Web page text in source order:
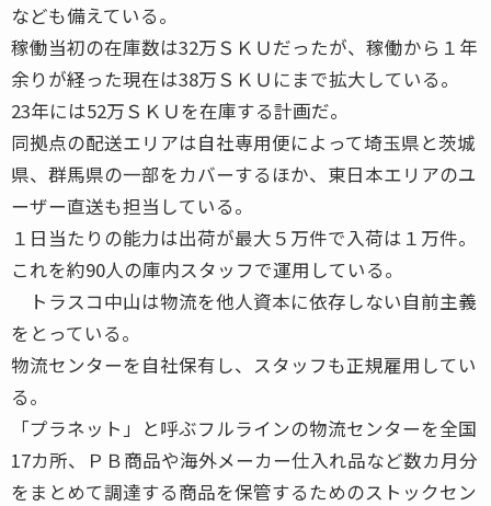
なども備えている。
稼働当初の在庫数は32万ＳＫＵだったが、稼働から１年
余りが経った現在は38万ＳＫＵにまで拡大している。
23年には52万ＳＫＵを在庫する計画だ。
同拠点の配送エリアは自社専用便によって埼玉県と茨城
県、群馬県の一部をカバーするほか、東日本エリアのユ
ーザー直送も担当している。
１日当たりの能力は出荷が最大５万件で入荷は１万件。
これを約90人の庫内スタッフで運用している。
トラスコ中山は物流を他人資本に依存しない自前主義
をとっている。
物流センターを自社保有し、スタッフも正規雇用してい
る。
「プラネット」と呼ぶフルラインの物流センターを全国
17カ所、ＰＢ商品や海外メーカー仕入れ品など数カ月分
をまとめて調達する商品を保管するためのストックセン